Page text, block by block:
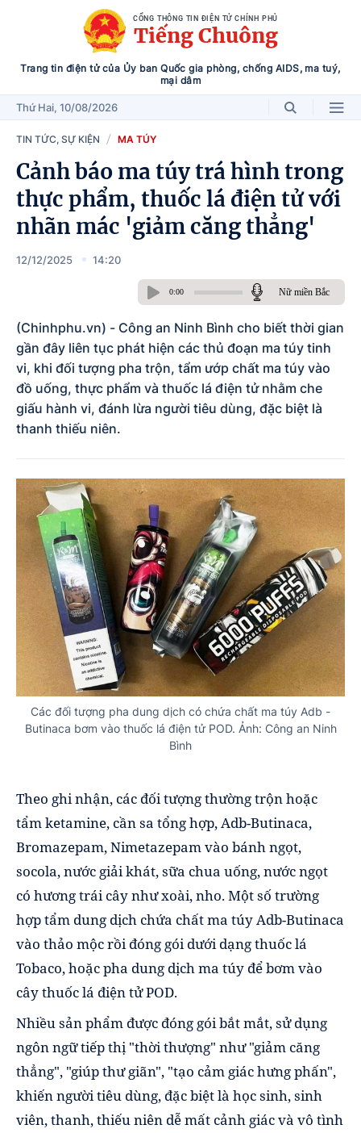
CỔNG THÔNG TIN ĐIỆN TỬ CHÍNH PHỦ
Tiếng Chuông
Trang tin điện tử của Ủy ban Quốc gia phòng, chống AIDS, ma tuý,
mại dâm
Thứ Hai, 10/08/2026
TIN TỨC, SỰ KIỆN MA TÚY
Cảnh báo ma túy trá hình trong
thực phẩm, thuốc lá điện tử với
nhãn mác 'giảm căng thẳng'
12/12/2025 14:20
0:00 Nữ miền Bắc
(Chinhphu.vn) - Công an Ninh Bình cho biết thời gian
gần đây liên tục phát hiện các thủ đoạn ma túy tinh
vi, khi đối tượng pha trộn, tẩm ướp chất ma túy vào
đồ uống, thực phẩm và thuốc lá điện tử nhằm che
giấu hành vi, đánh lừa người tiêu dùng, đặc biệt là
thanh thiếu niên.
Các đối tượng pha dung dịch có chứa chất ma túy Adb -
Butinaca bơm vào thuốc lá điện tử POD. Ảnh: Công an Ninh
Bình
Theo ghi nhận, các đối tượng thường trộn hoặc
tẩm ketamine, cần sa tổng hợp, Adb-Butinaca,
Bromazepam, Nimetazepam vào bánh ngọt,
socola, nước giải khát, sữa chua uống, nước ngọt
có hương trái cây như xoài, nho. Một số trường
hợp tẩm dung dịch chứa chất ma túy Adb-Butinaca
vào thảo mộc rồi đóng gói dưới dạng thuốc lá
Tobaco, hoặc pha dung dịch ma túy để bơm vào
cây thuốc lá điện tử POD.
Nhiều sản phẩm được đóng gói bắt mắt, sử dụng
ngôn ngữ tiếp thị "thời thượng" như "giảm căng
thẳng", "giúp thư giãn", "tạo cảm giác hưng phấn",
khiến người tiêu dùng, đặc biệt là học sinh, sinh
viên, thanh, thiếu niên dễ mất cảnh giác và vô tình